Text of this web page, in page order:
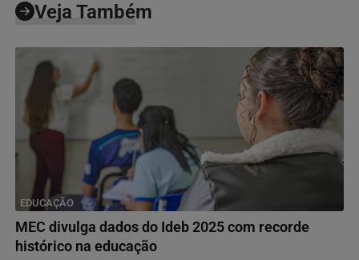
Veja Também
EDUCAÇÃO
MEC divulga dados do Ideb 2025 com recorde
histórico na educação